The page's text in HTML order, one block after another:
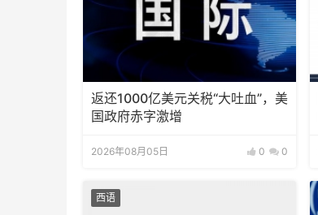
返还1000亿美元关税“大吐血”，美
国政府赤字激增
2026年08月05日 0 0
西语